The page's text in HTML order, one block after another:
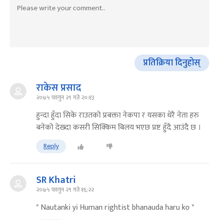
प्रतिक्रिया दिनुहोस्
राकेस प्रसाद
२०७५ फागुन २९ गते २०:१३
हुन्दा हुँदा सिके राउतको प्रबक्ता नेकपा र यसका धेरै नेता हरु
बनेको देख्दा कसरी सिक्किम बिलय भएछ प्रष्ट हुँदै आउंदै छ ।
Reply
SR Khatri
२०७५ फागुन २९ गते १६:२२
" Nautanki yi Human rightist bhanauda haru ko "